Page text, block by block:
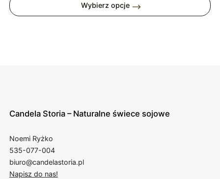
Wybierz opcje
Candela Storia – Naturalne świece sojowe
Noemi Ryżko
535-077-004
biuro@candelastoria.pl
Napisz do nas!